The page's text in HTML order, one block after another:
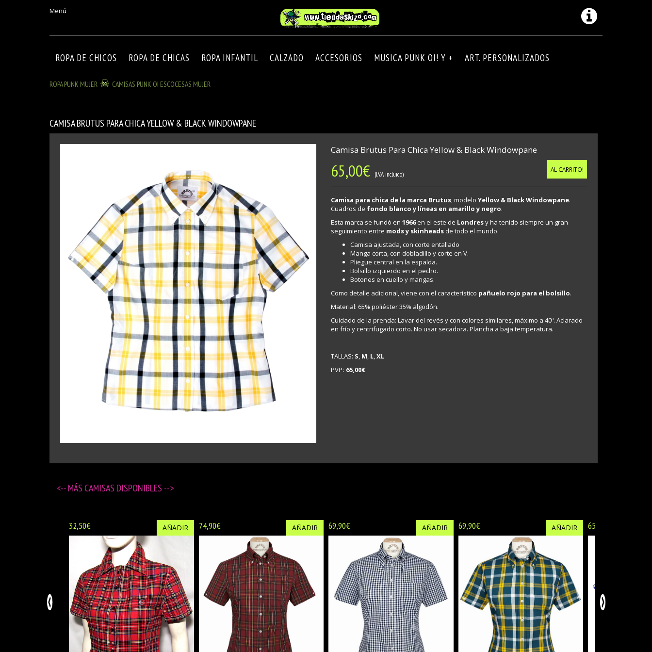
Menú
ROPA DE CHICOS ROPA DE CHICAS ROPA INFANTIL CALZADO ACCESORIOS MUSICA PUNK OI! Y + ART. PERSONALIZADOS
ROPA PUNK MUJER CAMISAS PUNK OI ESCOCESAS MUJER
CAMISA BRUTUS PARA CHICA YELLOW & BLACK WINDOWPANE
Camisa Brutus Para Chica Yellow & Black Windowpane
65,00€ (I.V.A. incluido)
AL CARRITO!
Camisa para chica de la marca Brutus, modelo Yellow & Black Windowpane.
Cuadros de fondo blanco y líneas en amarillo y negro.
Esta marca se fundó en 1966en el este de Londresy ha tenido siempre un gran
seguimiento entre mods y skinheads de todo el mundo.
Camisa ajustada, con corte entallado
Manga corta, con dobladillo y corte en V.
Pliegue central en la espalda.
Bolsillo izquierdo en el pecho.
Botones en cuello y mangas.
Como detalle adicional, viene con el característico pañuelo rojo para el bolsillo.
Material: 65% poliéster 35% algodón.
Cuidado de la prenda: Lavar del revés y con colores similares, máximo a 40º. Aclarado
en frío y centrifugado corto. No usar secadora. Plancha a baja temperatura.
TALLAS: S, M, L,XL
PVP: 65,00€
<-- MÁS CAMISAS DISPONIBLES -->
32,50€ AÑADIR 74,90€ AÑADIR 69,90€ AÑADIR 69,90€ AÑADIR 65,00€